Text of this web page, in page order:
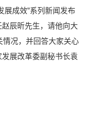
展成效”系列新闻发布
辰昕先生，请他向大
情况，并回答大家关心
展改革委副秘书长袁